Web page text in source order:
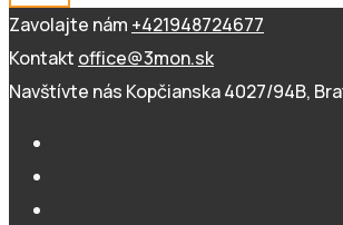
Zavolajte nám +421948724677
Kontakt office@3mon.sk
Navštívte nás Kopčianska 4027/94B,